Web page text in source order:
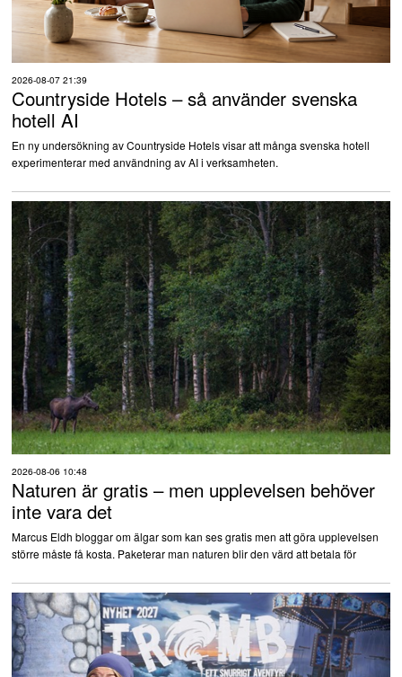
2026-08-07 21:39
Countryside Hotels – så använder svenska
hotell AI
En ny undersökning av Countryside Hotels visar att många svenska hotell
experimenterar med användning av AI i verksamheten.
2026-08-06 10:48
Naturen är gratis – men upplevelsen behöver
inte vara det
Marcus Eldh bloggar om älgar som kan ses gratis men att göra upplevelsen
större måste få kosta. Paketerar man naturen blir den värd att betala för